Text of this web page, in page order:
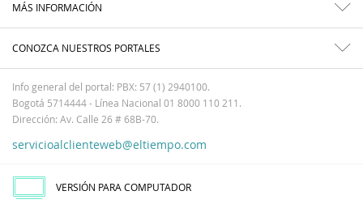
MÁS INFORMACIÓN
CONOZCA NUESTROS PORTALES
Info general del portal: PBX: 57 (1) 2940100.
Bogotá 5714444 - Línea Nacional 01 8000 110 211.
Dirección: Av. Calle 26 # 68B-70.
servicioalclienteweb@eltiempo.com
VERSIÓN PARA COMPUTADOR